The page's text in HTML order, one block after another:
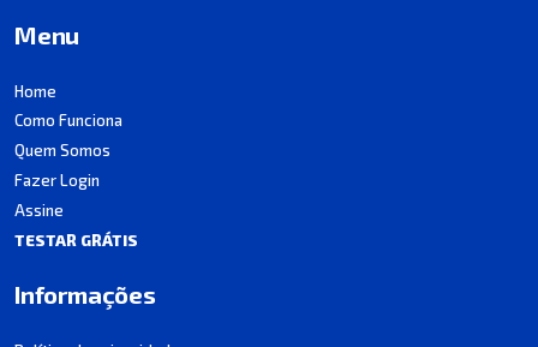
Menu
Home
Como Funciona
Quem Somos
Fazer Login
Assine
TESTAR GRÁTIS
Informações